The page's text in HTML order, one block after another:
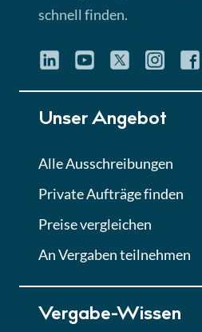
Quiz
Eignung im
Lektion 6
Abgabe von
Lektion
Lektion
Finales
schnell finden.
Unser Angebot
Alle Ausschreibungen
Private Aufträge finden
Preise vergleichen
An Vergaben teilnehmen
Vergabe-Wissen